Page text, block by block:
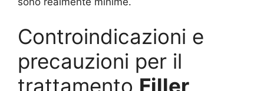
Controindicazioni e
precauzioni per il
trattamento Filler